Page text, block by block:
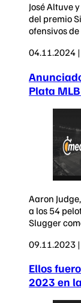
José Altuve
del premio
ofensivos
04.11.2024
Plata
Aaron
a los 54
Slugger
09.11.2023
Ellos
2023 en